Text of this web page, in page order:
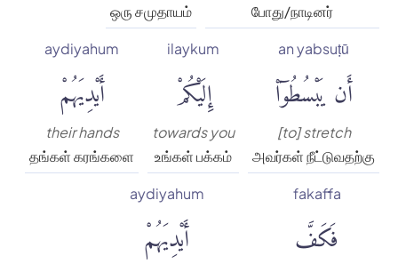
போது/நாடினர்
ஒரு சமுதாயம்
an yabsuṭū
أَن يَبْسُطُوٓا۟
[to] stretch
அவர்கள் நீட்டுவதற்கு
ilaykum
إِلَيْكُمْ
towards you
உங்கள் பக்கம்
aydiyahum
أَيْدِيَهُمْ
their hands
தங்கள் கரங்களை
fakaffa
فَكَفَّ
aydiyahum
أَيْدِيَهُمْ